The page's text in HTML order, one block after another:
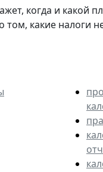
когда и какой
том, какие налоги